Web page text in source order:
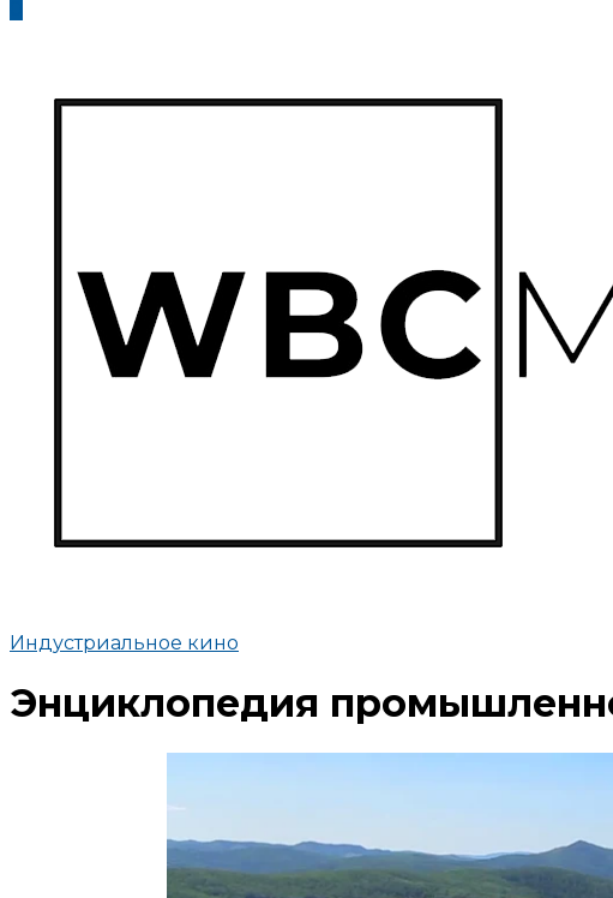
Индустриальное кино
Энциклопедия